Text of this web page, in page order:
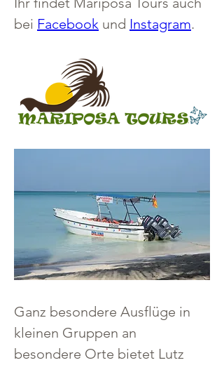
bei Facebook und Instagram.
Ganz besondere Ausflüge in
kleinen Gruppen an
besondere Orte bietet Lutz